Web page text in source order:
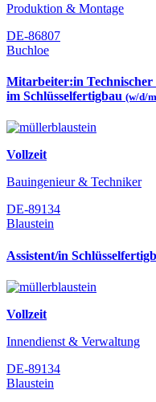
Produktion & Montage
DE-86807
Buchloe
Mitarbeiter:in
im Schlüsselfertigbau (w/d/
Vollzeit
Bauingenieur & Techniker
DE-89134
Blaustein
Assistent/in
Vollzeit
Innendienst & Verwaltung
DE-89134
Blaustein